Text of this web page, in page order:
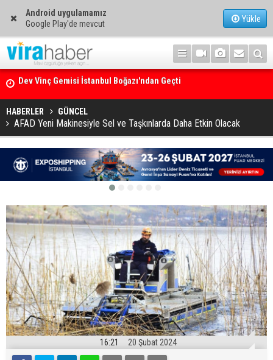
Android uygulamamız
Google Play'de mevcut
Yükle
Ege Denizi’nin En Büyük Mercan Ormanı
HABERLER GÜNCEL
AFAD Yeni Makinesiyle Sel ve Taşkınlarda Daha Etkin Olacak
16:21 20 Şubat 2024